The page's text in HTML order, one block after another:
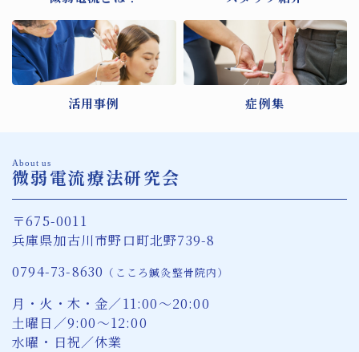
活用事例 症例集
About us
微弱電流療法研究会
〒675-0011
兵庫県加古川市野口町北野739-8
0794-73-8630 （こころ鍼灸整骨院内）
月・火・木・金／11:00〜20:00
土曜日／9:00〜12:00
水曜・日祝／休業